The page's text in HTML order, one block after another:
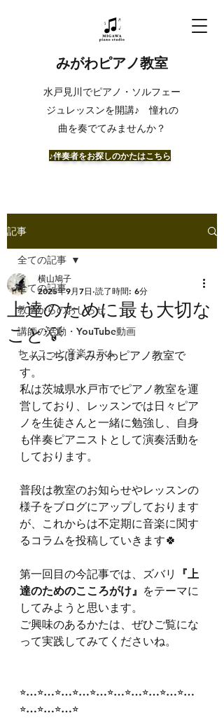
みがわピアノ教室
​水戸見川でピアノ・ソルフェー
ジュレッスンを開講♪ 憧れの
曲を奏でてみませんか？
​♪伴奏者をお探しのかたはこちら
記事
全ての記事
教室からのおしらせ
講師の活動・YouTube動画
ちょこっと音楽コラム
全ての記事
上達のために最も大切な
こと💡
横山鳩子
2025年9月7日 読了時間: 6分
こんにちは♪ みがわピアノ教室で
す。
私は茨城県水戸市でピアノ教室を運
営しており、レッスンでは日々ピア
ノを生徒さんと一緒に勉強し、自身
も伴奏ピアニストとして演奏活動を
しております。
普段は教室のお知らせやレッスンの
様子をブログにアップしております
が、これからは不定期に音楽に関す
るコラムを投稿していきます🍀
第一回目の今記事では、ズバリ
『上
達のためのこころがけ』 をテーマに
してみようと思います。
ご興味のあるかたは、ぜひご覧にな
って実践してみてくださいね。
⭐︎…⭐︎…⭐︎…⭐︎…⭐︎…⭐︎…⭐︎…⭐︎…⭐︎…⭐︎…
⭐︎…⭐︎…⭐︎…⭐︎